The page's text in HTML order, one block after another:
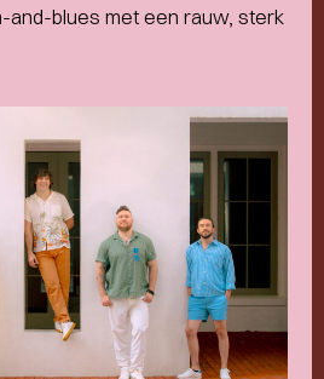
and-blues met een rauw, sterk